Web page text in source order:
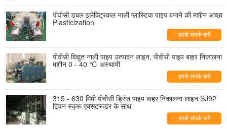
पीवीसी डबल इलेक्ट्रिकल नाली प्लास्टिक पाइप बनाने की मशीन अच्छा
Plasticization
हमसे संपर्क करें
पीवीसी विद्युत नाली पाइप उत्पादन लाइन, पीवीसी पाइप बाहर निकालना
मशीन 0 - 40 ℃ अस्थायी
हमसे संपर्क करें
315 - 630 मिमी पीवीसी ड्रिंज पाइप बाहर निकालना लाइन SJ92
ट्विन स्क्रू एक्सट्रूडर के साथ
हमसे संपर्क करें